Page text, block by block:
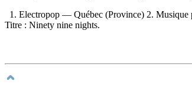
1. Electropop — Québec (Province) 2.
Titre : Ninety nine nights.